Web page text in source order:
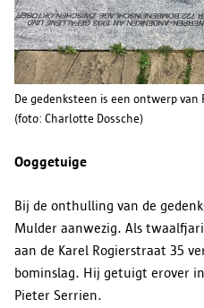
De gedenksteen is een ontwerp van
(foto: Charlotte Dossche)
Ooggetuige
Bij de onthulling van de
Mulder aanwezig. Als
aan de Karel Rogierstraat 35
bominslag. Hij getuigt erover
Pieter Serrien.